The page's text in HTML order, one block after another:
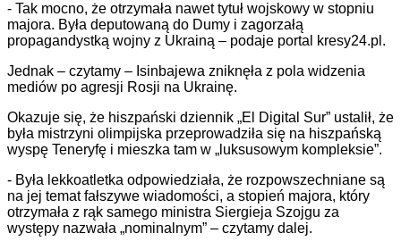
- Tak mocno, że otrzymała nawet tytuł wojskowy w stopniu
majora. Była deputowaną do Dumy i zagorzałą
propagandystką wojny z Ukrainą – podaje portal kresy24.pl.
Jednak – czytamy – Isinbajewa zniknęła z pola widzenia
mediów po agresji Rosji na Ukrainę.
Okazuje się, że hiszpański dziennik „El Digital Sur” ustalił, że
była mistrzyni olimpijska przeprowadziła się na hiszpańską
wyspę Teneryfę i mieszka tam w „luksusowym kompleksie”.
- Była lekkoatletka odpowiedziała, że ​​rozpowszechniane są
na jej temat fałszywe wiadomości, a stopień majora, który
otrzymała z rąk samego ministra Siergieja Szojgu za
występy nazwała „nominalnym” – czytamy dalej.